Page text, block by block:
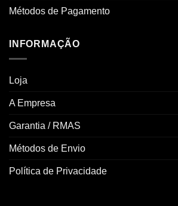
Métodos de Pagamento
INFORMAÇÃO
Loja
A Empresa
Garantia / RMAS
Métodos de Envio
Política de Privacidade